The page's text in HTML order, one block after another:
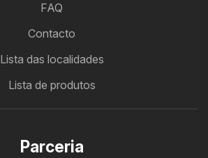
FAQ
Contacto
Lista das localidades
Lista de produtos
Parceria